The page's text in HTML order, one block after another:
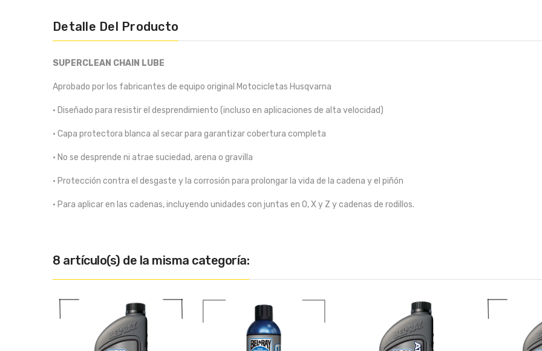
Detalle Del Producto
SUPERCLEAN CHAIN LUBE
Aprobado por los fabricantes de equipo original Motocicletas Husqvarna
• Diseñado para resistir el desprendimiento (incluso en aplicaciones de alta velocidad)
• Capa protectora blanca al secar para garantizar cobertura completa
• No se desprende ni atrae suciedad, arena o gravilla
• Protección contra el desgaste y la corrosión para prolongar la vida de la cadena y el piñón
• Para aplicar en las cadenas, incluyendo unidades con juntas en O, X y Z y cadenas de rodillos.
8 artículo(s) de la misma categoría: